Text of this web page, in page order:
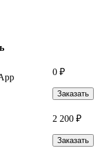
0 ₽
Заказать
2 200 ₽
Заказать